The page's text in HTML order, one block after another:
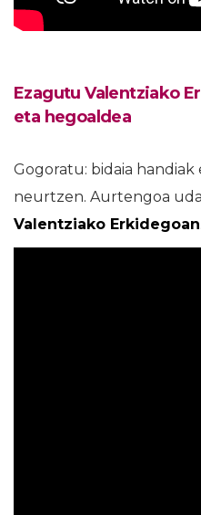
Ezagutu Valentziako
eta hegoaldea
Gogoratu: bidaia
neurtzen. Aurtengoa
Valentziako Erkidegoan